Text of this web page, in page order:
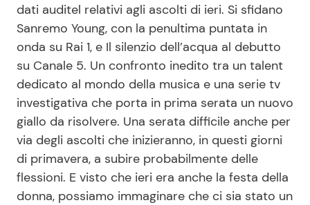
News benessere
Salute
Viaggi e Turismo
Festività
Primi Piatti
Ricette Facili e Veloci
Ricette Feste
Ricette per Bambini
Seguici
dati auditel relativi agli ascolti di ieri. Si sfidano
Sanremo Young, con la penultima puntata in
onda su Rai 1, e Il silenzio dell’acqua al debutto
su Canale 5. Un confronto inedito tra un talent
dedicato al mondo della musica e una serie tv
investigativa che porta in prima serata un nuovo
giallo da risolvere. Una serata difficile anche per
via degli ascolti che inizieranno, in questi giorni
di primavera, a subire probabilmente delle
flessioni. E visto che ieri era anche la festa della
donna, possiamo immaginare che ci sia stato un